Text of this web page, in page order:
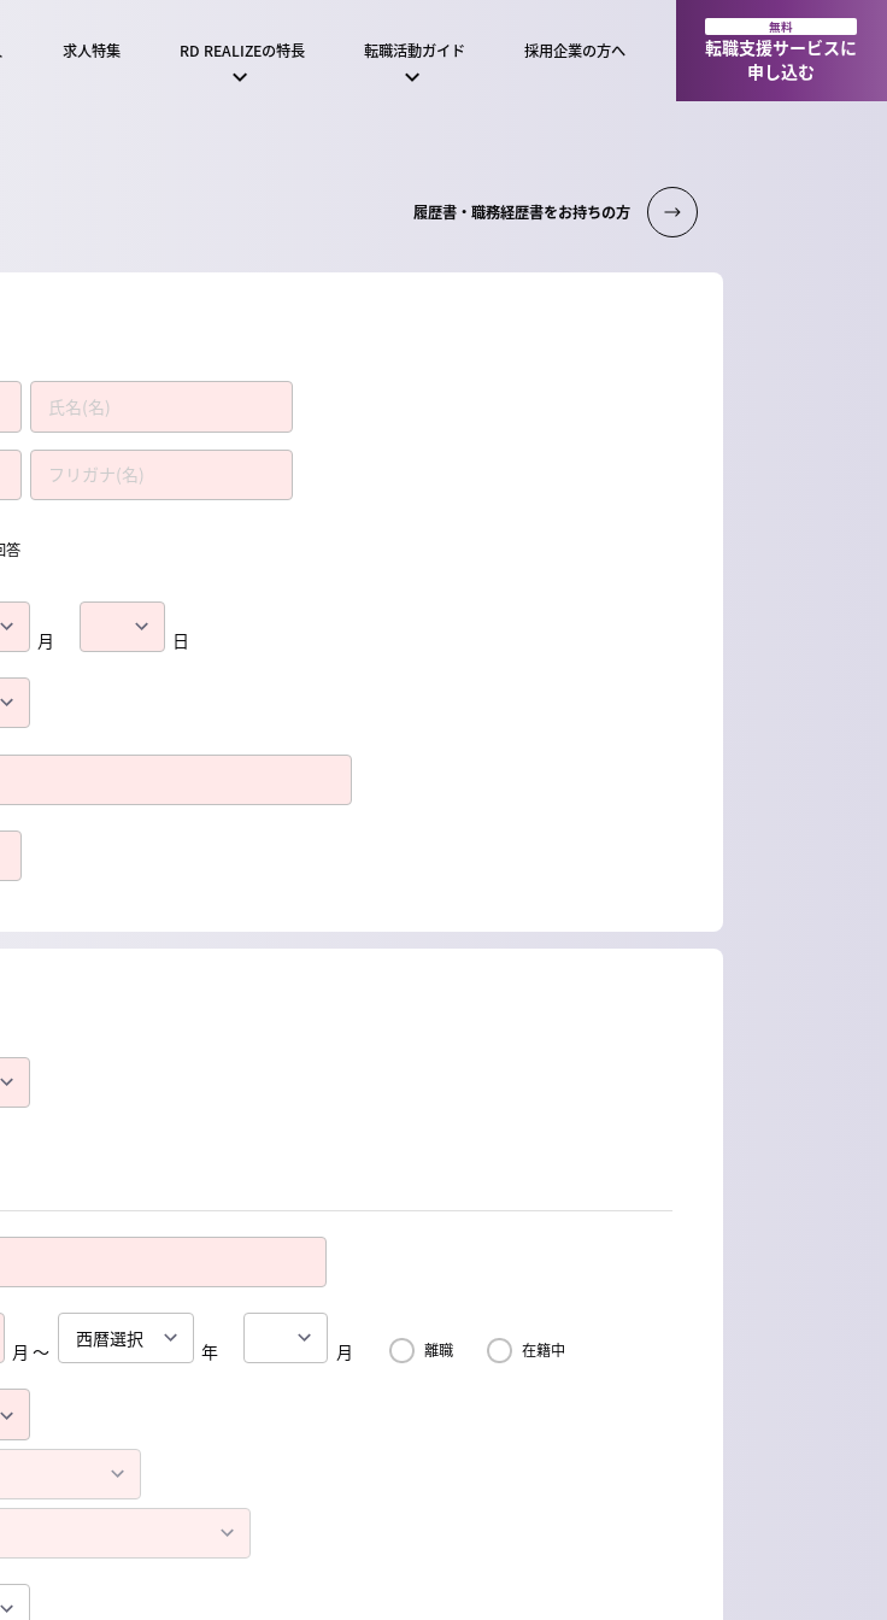
求人特集 RD REALIZEの特長 転職活動ガイド 採用企業の方へ
無料
転職支援サービスに
申し込む
履歴書・職務経歴書をお持ちの方
答
月 日
月 ～ 年 月 離職 在籍中